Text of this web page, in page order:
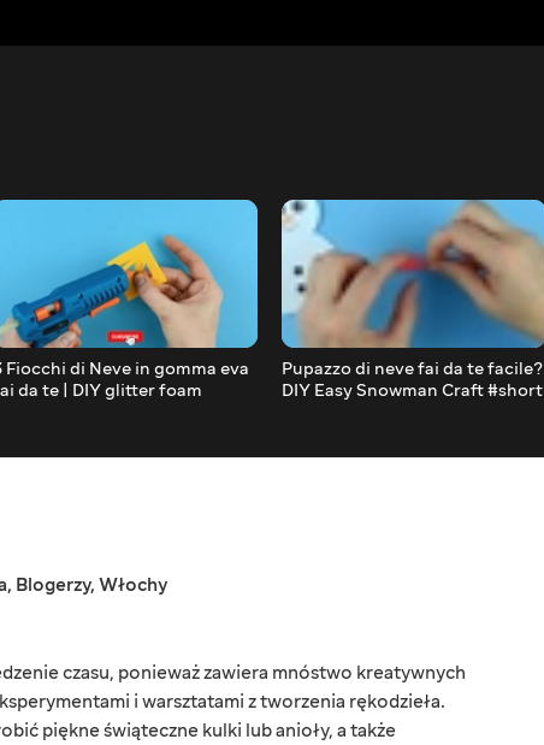
Fiocchi di Neve in gomma eva
da te | DIY glitter foam
Pupazzo di neve fai da te facile?
DIY Easy Snowman Craft #short
, Blogerzy, Włochy
czasu, ponieważ zawiera mnóstwo kreatywnych
i warsztatami z tworzenia rękodzieła.
piękne świąteczne kulki lub anioły, a także